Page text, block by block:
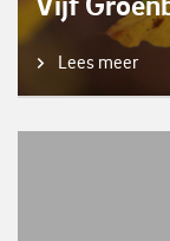
Lees meer